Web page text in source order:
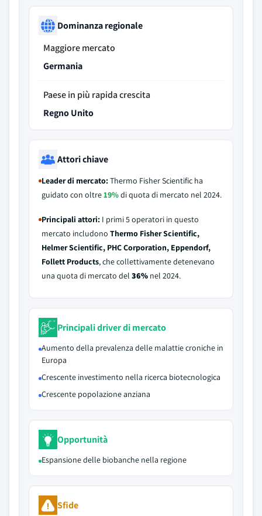
Dominanza regionale
Maggiore mercato
Germania
Paese in più rapida crescita
Regno Unito
Attori chiave
Leader di mercato:Thermo Fisher Scientific ha
guidato con oltre19%di quota di mercato nel 2024.
Principali attori: I primi 5 operatori in questo
mercato includono Thermo Fisher Scientific,
Helmer Scientific, PHC Corporation, Eppendorf,
Follett Products, che collettivamente detenevano
una quota di mercato del 36% nel 2024.
Principali driver di mercato
Aumento della prevalenza delle malattie croniche in
Europa
Crescente investimento nella ricerca biotecnologica
Crescente popolazione anziana
Opportunità
Espansione delle biobanche nella regione
Sfide